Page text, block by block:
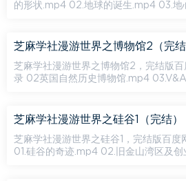
的形状.mp4 02.地球的诞生.mp4 03.地
芝麻学社漫游世界之博物馆2，完结版
录 02英国自然历史博物馆.mp4
芝麻学社漫游世界之硅谷1（完结
芝麻学社漫游世界之硅谷1，完结版百度
01.硅谷的奇迹.mp4 02.旧金山湾区及创